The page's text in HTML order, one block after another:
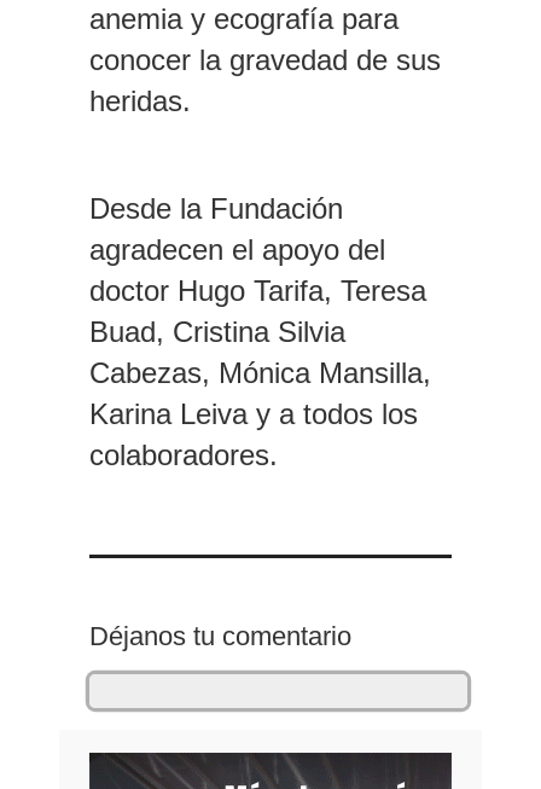
anemia y ecografía para
conocer la gravedad de sus
heridas.
Desde la Fundación
agradecen el apoyo del
doctor Hugo Tarifa, Teresa
Buad, Cristina Silvia
Cabezas, Mónica Mansilla,
Karina Leiva y a todos los
colaboradores.
Déjanos tu comentario